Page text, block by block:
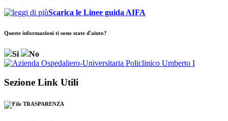
Scarica le Linee guida AIFA
Queste informazioni ti sono state d'aiuto?
Si No
Sezione Link Utili
TRASPARENZA